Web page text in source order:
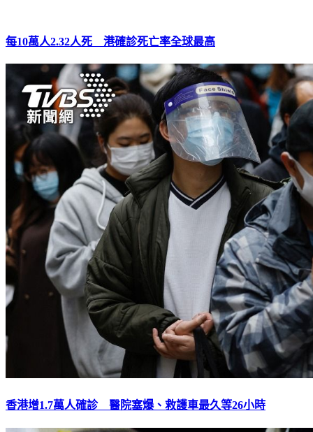
每10萬人2.32人死 港確診死亡率全球最高
香港增1.7萬人確診 醫院塞爆、救護車最久等26小時